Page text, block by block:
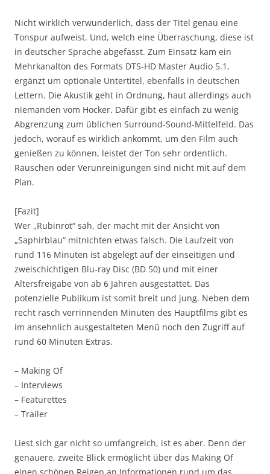
Nicht wirklich verwunderlich, dass der Titel genau eine
Tonspur aufweist. Und, welch eine Überraschung, diese ist
in deutscher Sprache abgefasst. Zum Einsatz kam ein
Mehrkanalton des Formats DTS-HD Master Audio 5.1,
ergänzt um optionale Untertitel, ebenfalls in deutschen
Lettern. Die Akustik geht in Ordnung, haut allerdings auch
niemanden vom Hocker. Dafür gibt es einfach zu wenig
Abgrenzung zum üblichen Surround-Sound-Mittelfeld. Das
jedoch, worauf es wirklich ankommt, um den Film auch
genießen zu können, leistet der Ton sehr ordentlich.
Rauschen oder Verunreinigungen sind nicht mit auf dem
Plan.
[Fazit]
Wer „Rubinrot“ sah, der macht mit der Ansicht von
„Saphirblau“ mitnichten etwas falsch. Die Laufzeit von
rund 116 Minuten ist abgelegt auf der einseitigen und
zweischichtigen Blu-ray Disc (BD 50) und mit einer
Altersfreigabe von ab 6 Jahren ausgestattet. Das
potenzielle Publikum ist somit breit und jung. Neben dem
recht rasch verrinnenden Minuten des Hauptfilms gibt es
im ansehnlich ausgestalteten Menü noch den Zugriff auf
rund 60 Minuten Extras.
– Making Of
– Interviews
– Featurettes
– Trailer
Liest sich gar nicht so umfangreich, ist es aber. Denn der
genauere, zweite Blick ermöglicht über das Making Of